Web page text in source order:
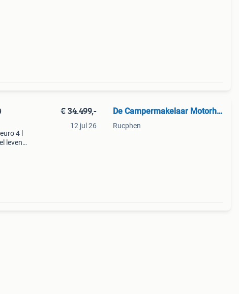
4 l
levens
€ 34.499,-
12 jul 26
De Campermakelaar Motorhome Depot regio Zeeland
Rucphen